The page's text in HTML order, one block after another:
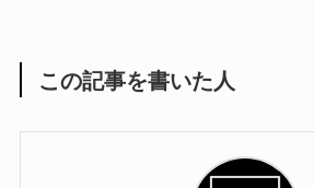
この記事を書いた人